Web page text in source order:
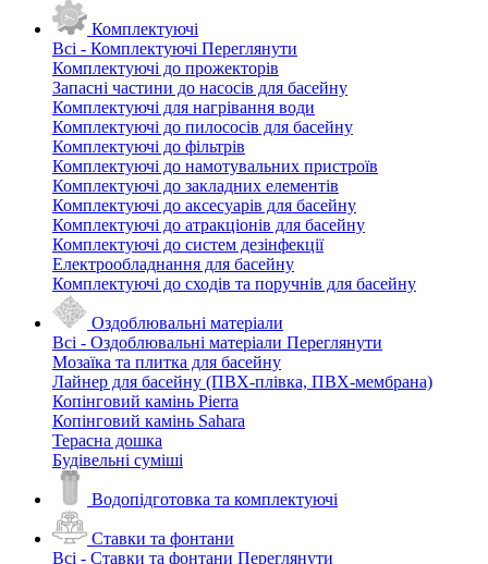
Комплектуючі
Всі - Комплектуючі Переглянути
Комплектуючі до прожекторів
Запасні частини до насосів для басейну
Комплектуючі для нагрівання води
Комплектуючі до пилососів для басейну
Комплектуючі до фільтрів
Комплектуючі до намотувальних пристроїв
Комплектуючі до закладних елементів
Комплектуючі до аксесуарів для басейну
Комплектуючі до атракціонів для басейну
Комплектуючі до систем дезінфекції
Електрообладнання для басейну
Комплектуючі до сходів та поручнів для басейну
Оздоблювальні матеріали
Всі - Оздоблювальні матеріали Переглянути
Мозаїка та плитка для басейну
Лайнер для басейну (ПВХ-плівка, ПВХ-мембрана)
Копінговий камінь Pierra
Копінговий камінь Sahara
Терасна дошка
Будівельні суміші
Водопідготовка та комплектуючі
Ставки та фонтани
Всі - Ставки та фонтани Переглянути